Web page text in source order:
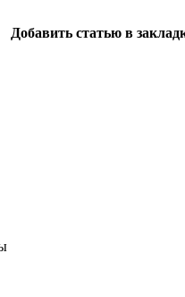
Добавить статью в